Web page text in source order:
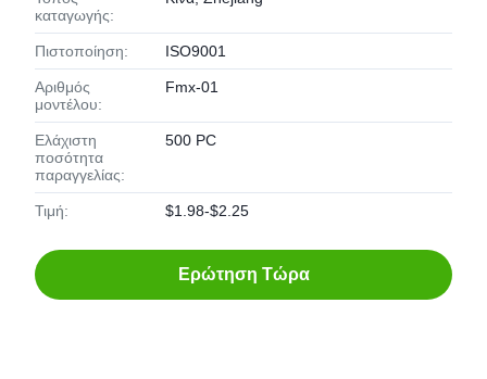
καταγωγής:
Πιστοποίηση: ISO9001
Αριθμός
μοντέλου:
Fmx-01
Ελάχιστη
ποσότητα
παραγγελίας:
500 PC
Τιμή: $1.98-$2.25
Ερώτηση Τώρα